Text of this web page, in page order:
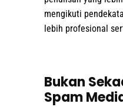
mengikuti
lebih profesional
Bukan
Spam